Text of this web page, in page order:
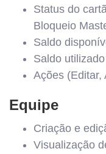
Status do
Bloqueio
Saldo
Saldo utilizado
Ações (Editar,
Equipe
Criação e
Visualização